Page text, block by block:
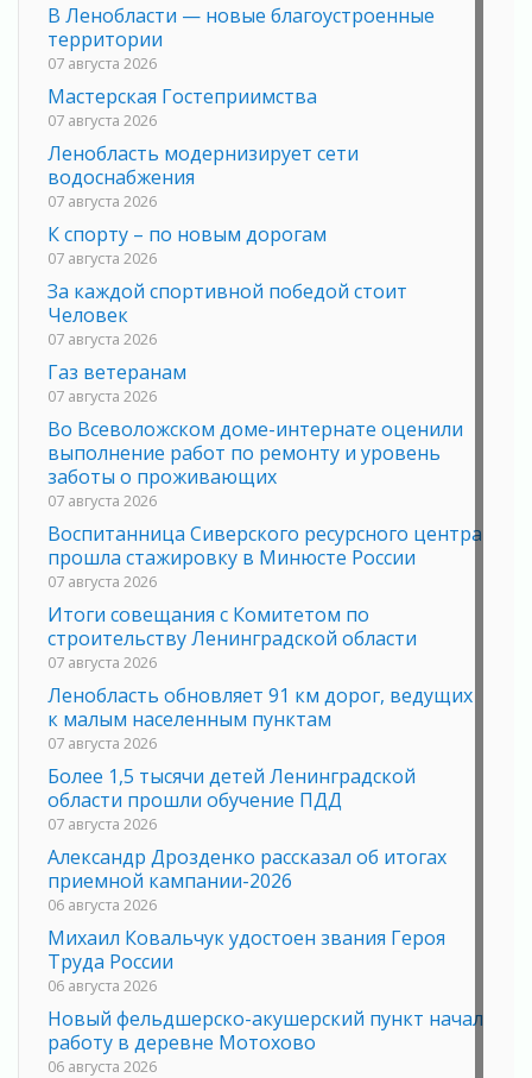
В Ленобласти — новые благоустроенные
территории
07 августа 2026
Мастерская Гостеприимства
07 августа 2026
Ленобласть модернизирует сети
водоснабжения
07 августа 2026
К спорту – по новым дорогам
07 августа 2026
За каждой спортивной победой стоит
Человек
07 августа 2026
Газ ветеранам
07 августа 2026
Во Всеволожском доме-интернате оценили
выполнение работ по ремонту и уровень
заботы о проживающих
07 августа 2026
Воспитанница Сиверского ресурсного центра
прошла стажировку в Минюсте России
07 августа 2026
Итоги совещания с Комитетом по
строительству Ленинградской области
07 августа 2026
Ленобласть обновляет 91 км дорог, ведущих
к малым населенным пунктам
07 августа 2026
Более 1,5 тысячи детей Ленинградской
области прошли обучение ПДД
07 августа 2026
Александр Дрозденко рассказал об итогах
приемной кампании-2026
06 августа 2026
Михаил Ковальчук удостоен звания Героя
Труда России
06 августа 2026
Новый фельдшерско-акушерский пункт начал
работу в деревне Мотохово
06 августа 2026